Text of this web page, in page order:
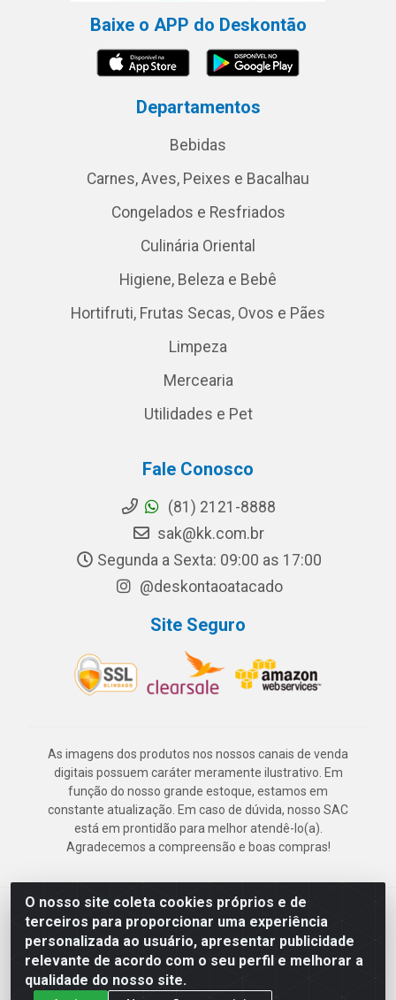
O nosso site coleta cookies próprios e de
terceiros para proporcionar uma experiência
personalizada ao usuário, apresentar publicidade
relevante de acordo com o seu perfil e melhorar a
qualidade do nosso site.
Baixe o APP do Deskontão
Departamentos
Bebidas
Carnes, Aves, Peixes e Bacalhau
Congelados e Resfriados
Culinária Oriental
Higiene, Beleza e Bebê
Hortifruti, Frutas Secas, Ovos e Pães
Limpeza
Mercearia
Utilidades e Pet
Fale Conosco
(81) 2121-8888
sak@kk.com.br
Segunda a Sexta: 09:00 as 17:00
@deskontaoatacado
Site Seguro
As imagens dos produtos nos nossos canais de venda
digitais possuem caráter meramente ilustrativo. Em
função do nosso grande estoque, estamos em
constante atualização. Em caso de dúvida, nosso SAC
está em prontidão para melhor atendê-lo(a).
Agradecemos a compreensão e boas compras!
Deskontão Atacado - Av. Marechal Mascarenhas de Morais, 2471 -
Imbiribeira - Recife/PE - CEP 51.150-001 - CNPJ 24.150.377/0003-
57